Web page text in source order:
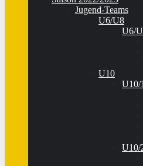
Jugend-Teams
U6/U8
U6/
U10
U10/
U10/